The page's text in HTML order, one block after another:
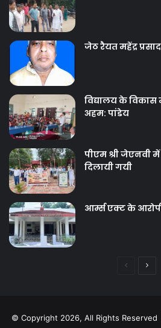
जेठ रैयत महेंद्र
विद्यालय के
अहम: पांडेय
पीएम श्री जेएनवी
दिलायी गयी
आर्म्स एक्ट के
PreviousNext
© Copyright 2026, All Rights